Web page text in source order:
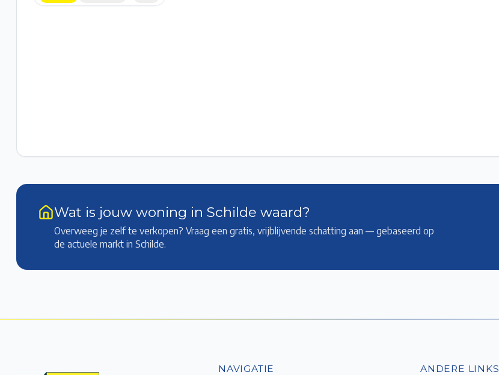
Wat is jouw woning in Schilde waard?
Overweeg je zelf te verkopen? Vraag een gratis, vrijblijvende schatting aan — gebaseerd op
de actuele markt in Schilde.
NAVIGATIE ANDERE LINKS